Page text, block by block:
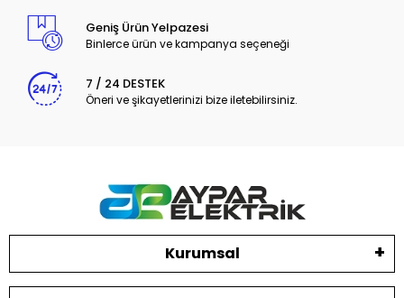
Geniş Ürün Yelpazesi
Binlerce ürün ve kampanya seçeneği
7 / 24 DESTEK
Öneri ve şikayetlerinizi bize iletebilirsiniz.
Kurumsal